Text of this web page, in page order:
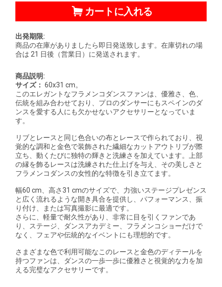
カートに入れる
出発期限:
商品の在庫がありましたら即日発送致します。在庫切れの場
合は 21 日後（営業日）に発送されます。
商品説明:
サイズ： 60x31 cm。
このエレガントなフラメンコダンスファンは、優雅さ、色、
伝統を組み合わせており、プロのダンサーにもスペインのダ
ンスを愛する人にも欠かせないアクセサリーとなっていま
す。
リブとレースと同じ色合いの布とレースで作られており、視
覚的な調和と金色で装飾された繊細なカットアウトリブが際
立ち、動くたびに独特の輝きと洗練さを加えています。上部
の縁を飾るレースは洗練された仕上げを与え、その美しさと
フラメンコダンスの女性的な特徴を引き立てます。
幅60 cm、高さ31 cmのサイズで、力強いステージプレゼンス
と広く流れるような開き具合を提供し、パフォーマンス、振
り付け、または写真撮影に最適です。
さらに、軽量で耐久性があり、非常に目を引くファンであ
り、ステージ、ダンスアカデミー、フラメンコショーだけで
なく、フェアや伝統的なイベントにも理想的です。
さまざまな色で利用可能なこのレースと金色のディテールを
持つファンは、ダンスの一歩一歩に優雅さと視覚的な力を加
える完璧なアクセサリーです。